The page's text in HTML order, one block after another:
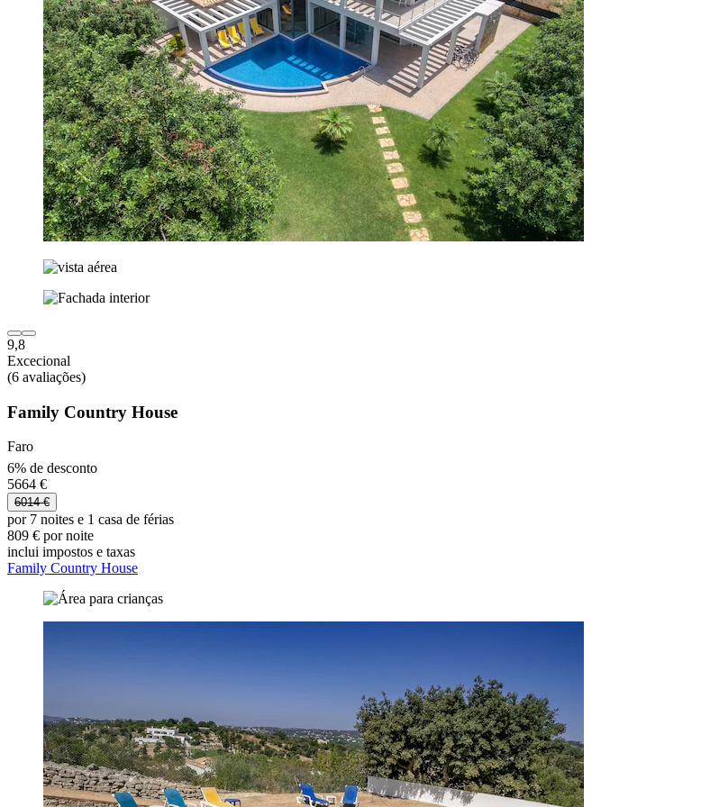
9,8
Excecional
(6 avaliações)
Family Country House
Faro
6% de desconto
5664 €
6014 €
por 7 noites e 1 casa de férias
809 € por noite
inclui impostos e taxas
Family Country House